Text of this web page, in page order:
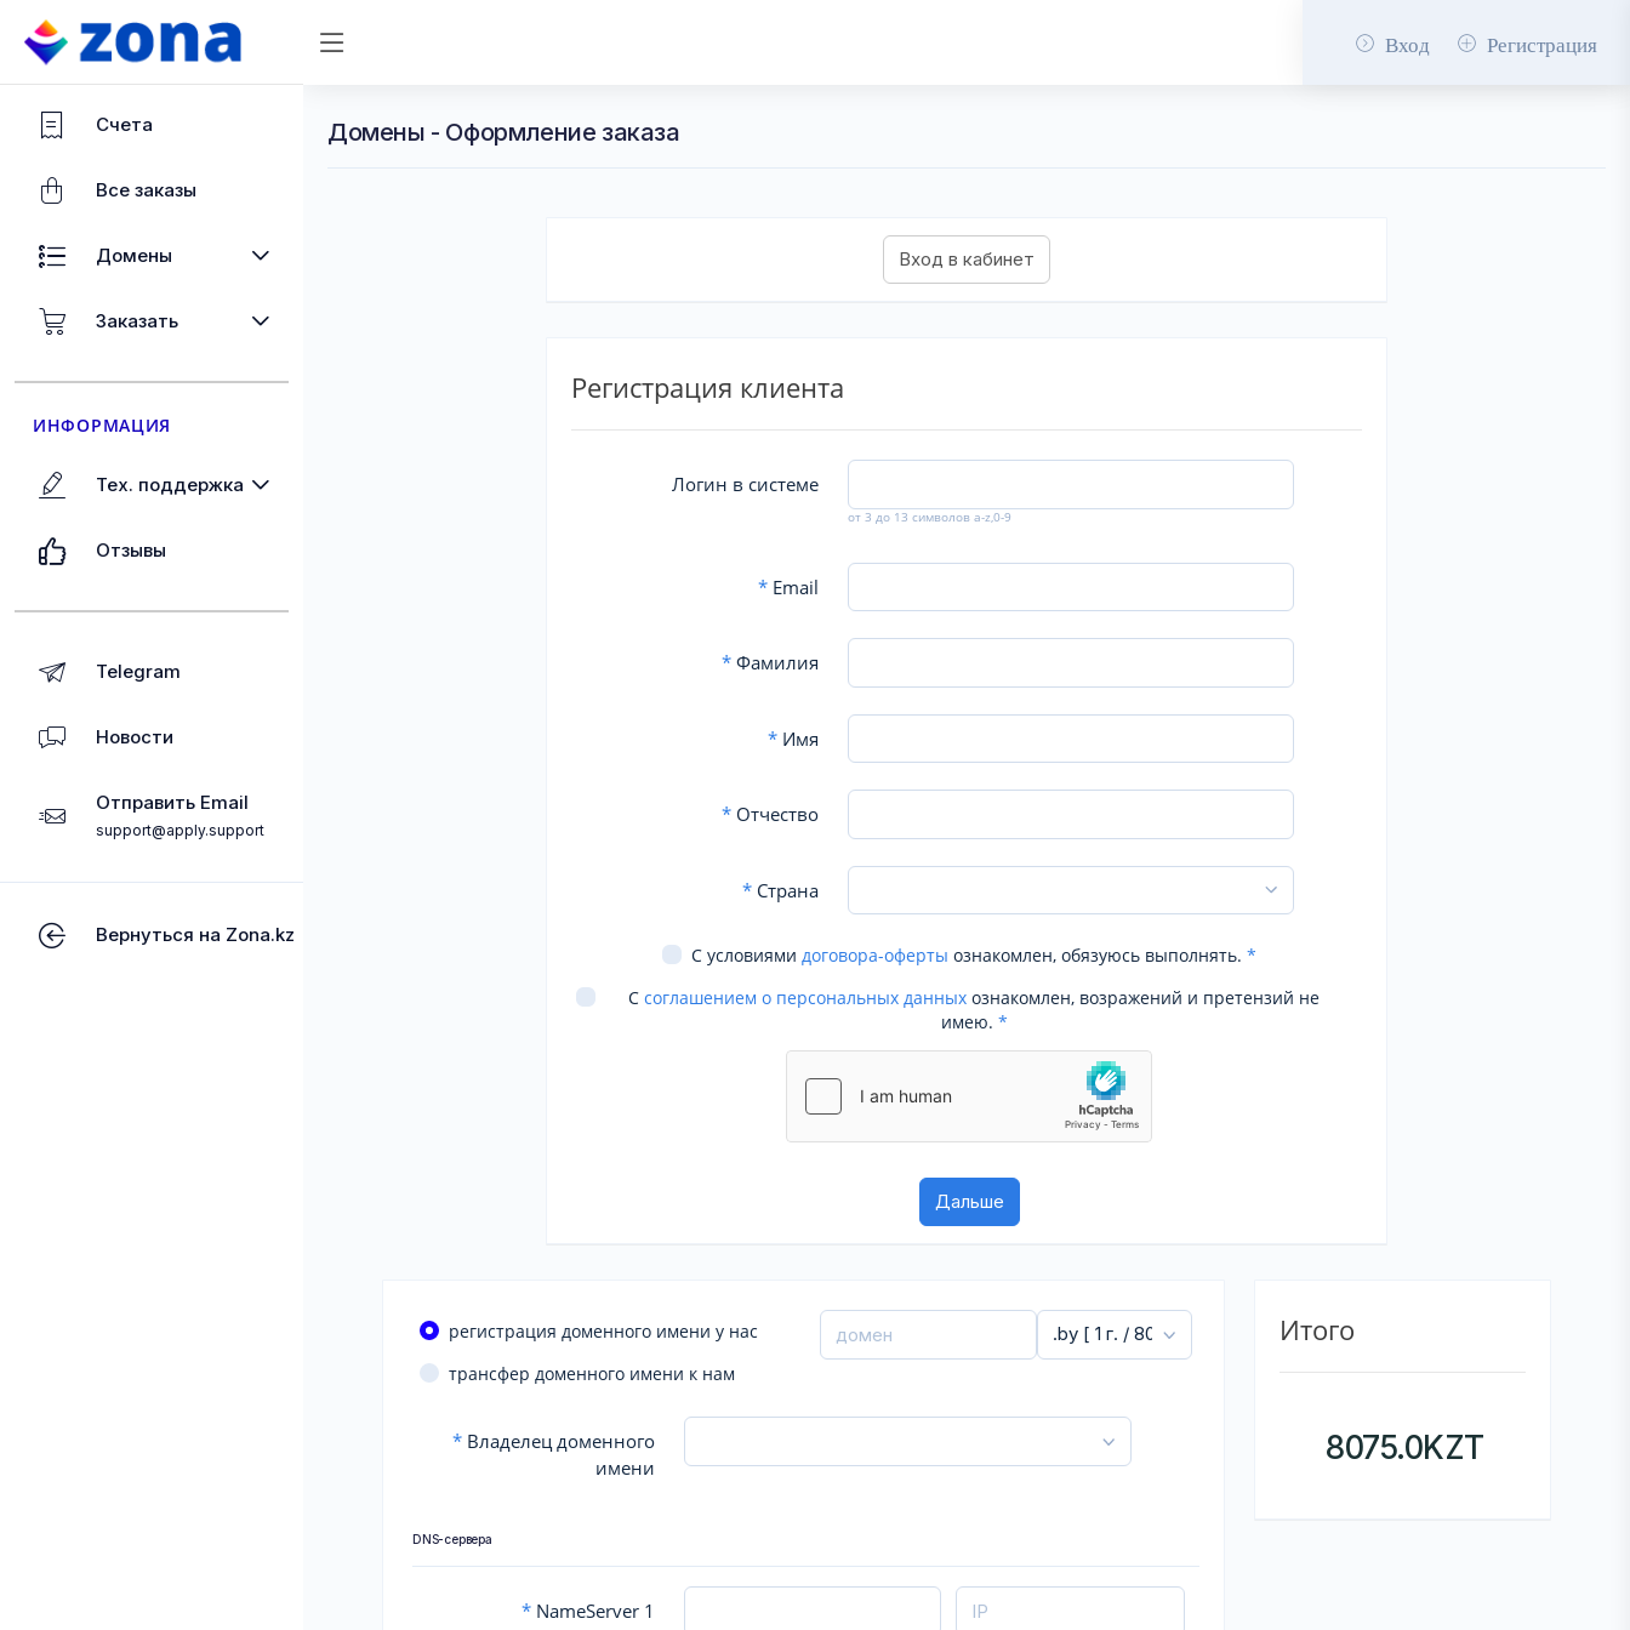
Вход Регистрация
Счета
Все заказы
Домены
Заказать
ИНФОРМАЦИЯ
Тех. поддержка
Отзывы
Telegram
Новости
Отправить Email
support@apply.support
Вернуться на Zona.kz
Домены - Оформление заказа
Регистрация клиента
Логин в системе
от 3 до 13 символов a-z,0-9
*Email
*Фамилия
*Имя
*Отчество
*Страна
С условиями договора-оферты ознакомлен, обязуюсь выполнять. *
С соглашением о персональных данных ознакомлен, возражений и претензий не
имею. *
регистрация доменного имени у нас
трансфер доменного имени к нам
* Владелец доменного
имени
DNS-сервера
* NameServer 1
Итого
8075.0KZT